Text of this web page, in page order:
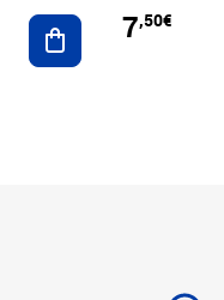
Ajouter au panier
7,50€